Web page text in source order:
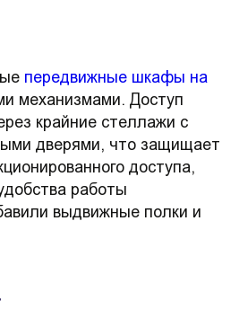
передвижные шкафы на
механизмами. Доступ
крайние стеллажи с
дверями, что защищает
доступа,
работы
выдвижные полки и